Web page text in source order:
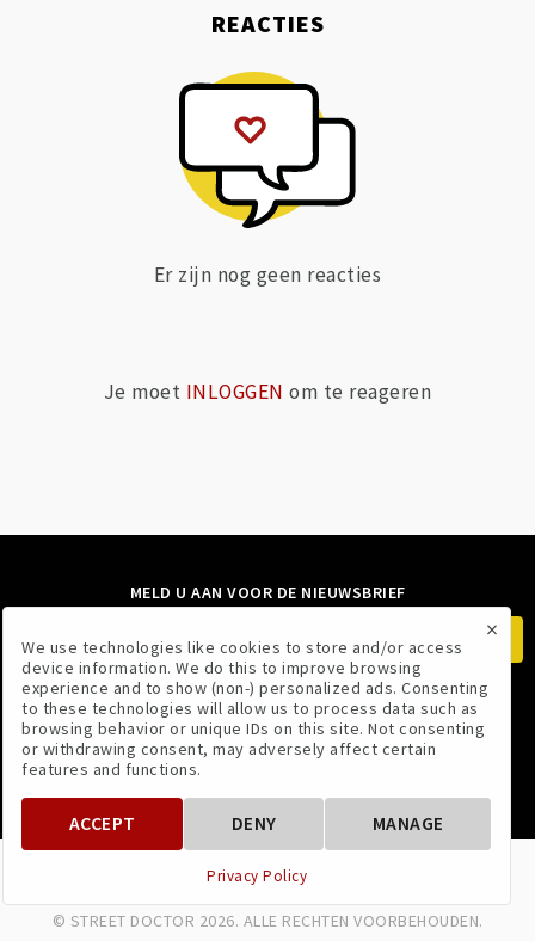
REACTIES
Er zijn nog geen reacties
Je moet INLOGGEN om te reageren
MELD U AAN VOOR DE NIEUWSBRIEF
VOLG ONS
VOORWAARDEN PRIVACYBELEID
© STREET DOCTOR 2026. ALLE RECHTEN VOORBEHOUDEN.
×
We use technologies like cookies to store and/or access
device information. We do this to improve browsing
experience and to show (non-) personalized ads. Consenting
to these technologies will allow us to process data such as
browsing behavior or unique IDs on this site. Not consenting
or withdrawing consent, may adversely affect certain
features and functions.
ACCEPT DENY MANAGE
Privacy Policy